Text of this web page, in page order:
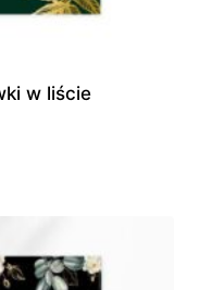
w liście